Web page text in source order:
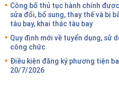
Công bố thủ tục hành chính
sửa đổi, bổ sung, thay thế và bị
tàu bay, khai thác tàu bay
Quy định mới về tuyển dụng, sử
công chức
Điều kiện đăng ký phương tiện
20/7/2026